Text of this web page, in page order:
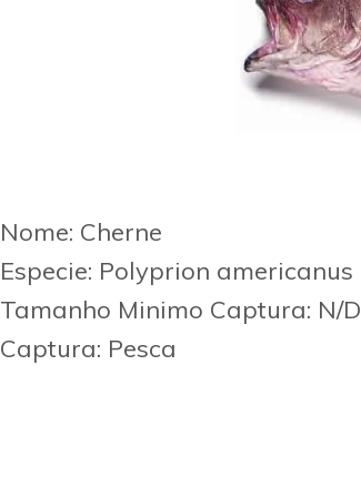
Nome: Cherne
Especie: Polyprion americanus
Tamanho Minimo Captura: N/D
Captura: Pesca